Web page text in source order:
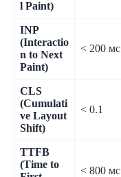
l Paint)
INP
(Interactio
n to Next
Paint)
< 200 мс
CLS
(Cumulati
ve Layout
Shift)
< 0.1
TTFB
(Time to
< 800 мс